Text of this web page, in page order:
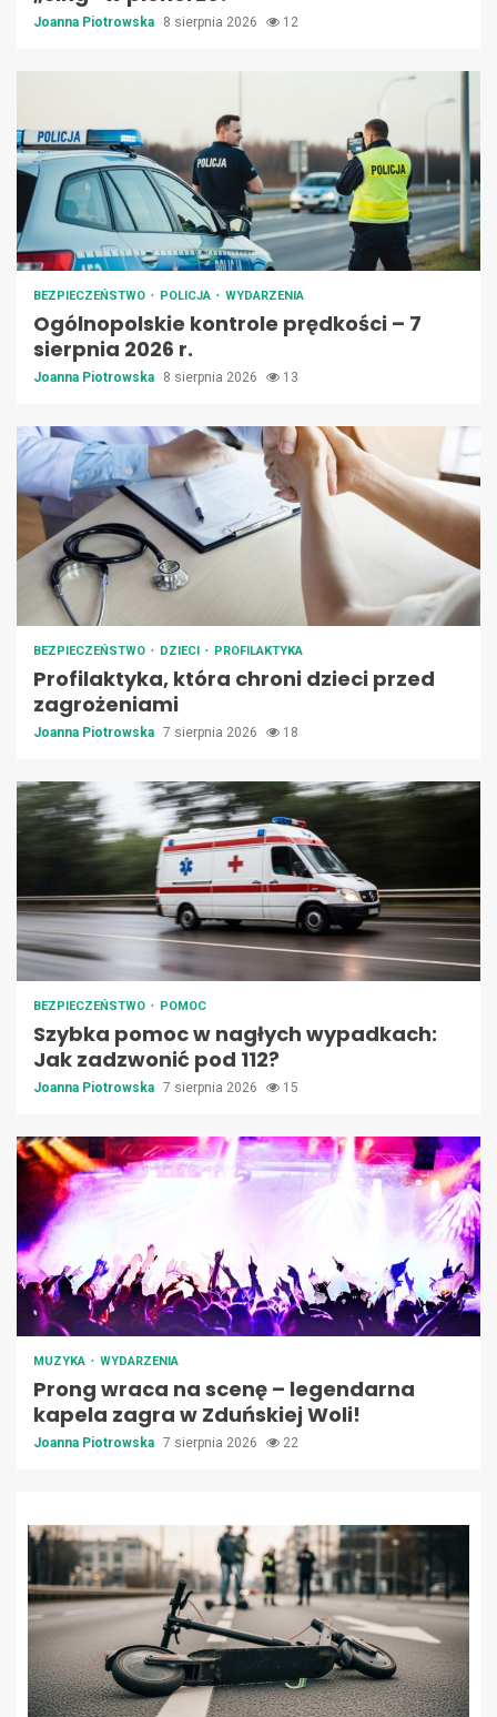
Joanna Piotrowska 8 sierpnia 2026 12
BEZPIECZEŃSTWO POLICJA WYDARZENIA
Ogólnopolskie kontrole prędkości – 7
sierpnia 2026 r.
Joanna Piotrowska 8 sierpnia 2026 13
BEZPIECZEŃSTWO DZIECI PROFILAKTYKA
Profilaktyka, która chroni dzieci przed
zagrożeniami
Joanna Piotrowska 7 sierpnia 2026 18
BEZPIECZEŃSTWO POMOC
Szybka pomoc w nagłych wypadkach:
Jak zadzwonić pod 112?
Joanna Piotrowska 7 sierpnia 2026 15
MUZYKA WYDARZENIA
Prong wraca na scenę – legendarna
kapela zagra w Zduńskiej Woli!
Joanna Piotrowska 7 sierpnia 2026 22